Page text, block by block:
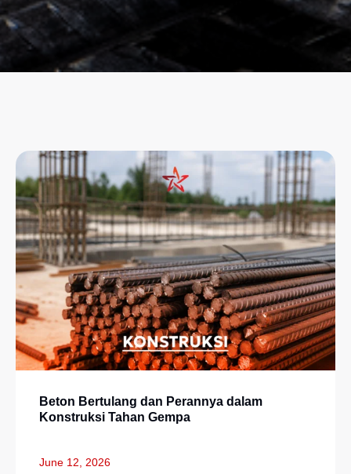
Beton Bertulang dan Perannya dalam
Konstruksi Tahan Gempa
June 12, 2026